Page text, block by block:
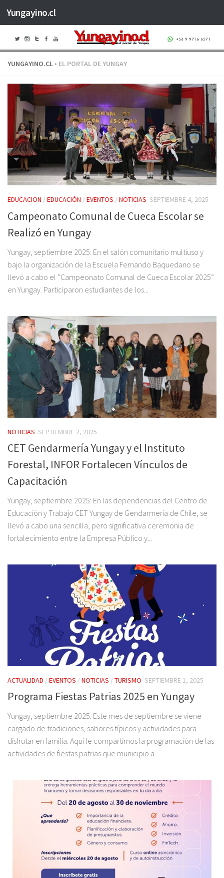
Saltar al contenido
Yungayino.cl
YUNGAYINO.CL • EL PORTAL DE YUNGAY
EDUCACION /EDUCACIÓN /EVENTOS /NOTICIAS SEPTIEMBRE 4, 2025
Campeonato Comunal de Cueca Escolar se
Realizó en Yungay
Yungay, septiembre 2025: En el salón comunitario multiuso y
bajo la organización de la Escuela Fernando Baquedano se
llevó a cabo el “Campeonato Comunal de Cueca Escolar 2025”
en Yungay. Participaron estudiantes de los...
NOTICIAS SEPTIEMBRE 2, 2025
CET Gendarmería Yungay y el Instituto
Forestal, INFOR Fortalecen Vínculos de
Capacitación
Yungay, septiembre 2025: En las dependencias del Centro de
Educación y Trabajo CET Yungay de Gendarmería de Chile, se
llevó a cabo una sencilla, pero significativa ceremonia de
fortalecimiento entre la Empresa Público y...
ACTUALIDAD /EVENTOS /NOTICIAS /TURISMO SEPTIEMBRE 1, 2025
Programa Fiestas Patrias 2025 en Yungay
Yungay, septiembre 2025: Este mes de septiembre se viene
cargado de tradiciones, sabores típicos y actividades para
disfrutar en familia. Aquí le compartimos la programación de las
actividades de fiestas patrias que municipio a...